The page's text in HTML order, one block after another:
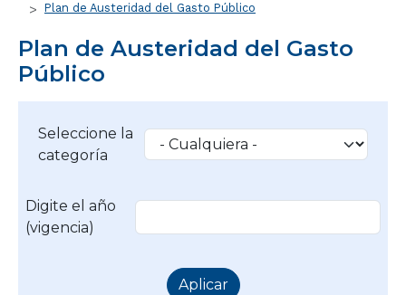
Plan de Austeridad del Gasto Público
Plan de Austeridad del Gasto
Público
Seleccione la
categoría
Digite el año
(vigencia)